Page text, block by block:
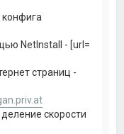
NetInstall - [url=
страниц -
скорости